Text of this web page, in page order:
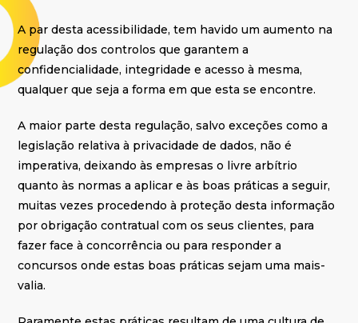
A par desta acessibilidade, tem havido um aumento na
regulação dos controlos que garantem a
confidencialidade, integridade e acesso à mesma,
qualquer que seja a forma em que esta se encontre.
A maior parte desta regulação, salvo exceções como a
legislação relativa à privacidade de dados, não é
imperativa, deixando às empresas o livre arbítrio
quanto às normas a aplicar e às boas práticas a seguir,
muitas vezes procedendo à proteção desta informação
por obrigação contratual com os seus clientes, para
fazer face à concorrência ou para responder a
concursos onde estas boas práticas sejam uma mais-
valia.